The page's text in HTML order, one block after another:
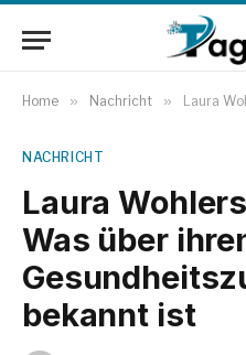
Home » Nachricht » Laura Wohlers
NACHRICHT
Laura
Was über
bekannt ist